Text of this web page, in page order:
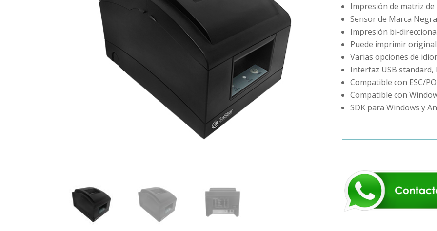
Impresión de matriz
Sensor de Marca Negra
Impresión bi-
Puede imprimir
Varias opciones de
Interfaz USB
Compatible con ESC/
Compatible con
SDK para Windows y